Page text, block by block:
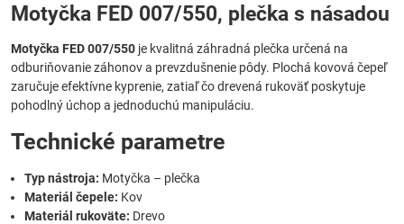
Motyčka FED 007/550, plečka s násadou
Motyčka FED 007/550 je kvalitná záhradná plečka určená na
odburiňovanie záhonov a prevzdušnenie pôdy. Plochá kovová čepeľ
zaručuje efektívne kyprenie, zatiaľ čo drevená rukoväť poskytuje
pohodlný úchop a jednoduchú manipuláciu.
Technické parametre
Typ nástroja: Motyčka – plečka
Materiál čepele: Kov
Materiál rukoväte: Drevo